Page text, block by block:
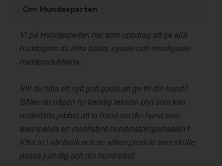
Om Hundexperten
Vi på Hundexperten har som uppdrag att ge alla
hundägare de allra bästa, nyaste och trendigaste
hundprodukterna.
Vill du hitta ett nytt gott godis att ge till din hund?
Söker du någon ny trendig teknisk pryl som kan
underlätta jobbet att ta hand om din hund som
exempelvis en mobilstyrd hundmatningsmaskin?
Kika in i vår butik och se vilken produkt som skulle
passa just dig och din hund bäst!